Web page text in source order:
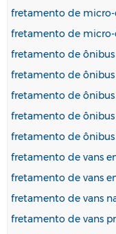
fretamento de micro-
fretamento de micro-
fretamento de
fretamento de
fretamento de ônibus
fretamento de ônibus
fretamento de
fretamento de vans
fretamento de vans
fretamento de vans
fretamento de vans